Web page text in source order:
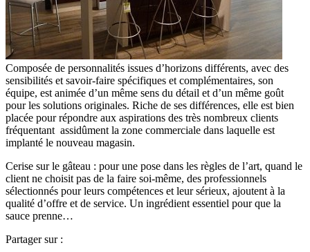
Composée de personnalités issues d’horizons différents, avec des
sensibilités et savoir-faire spécifiques et complémentaires, son
équipe, est animée d’un même sens du détail et d’un même goût
pour les solutions originales. Riche de ses différences, elle est bien
placée pour répondre aux aspirations des très nombreux clients
fréquentant assidûment la zone commerciale dans laquelle est
implanté le nouveau magasin.
Cerise sur le gâteau : pour une pose dans les règles de l’art, quand le
client ne choisit pas de la faire soi-même, des professionnels
sélectionnés pour leurs compétences et leur sérieux, ajoutent à la
qualité d’offre et de service. Un ingrédient essentiel pour que la
sauce prenne…
Partager sur :